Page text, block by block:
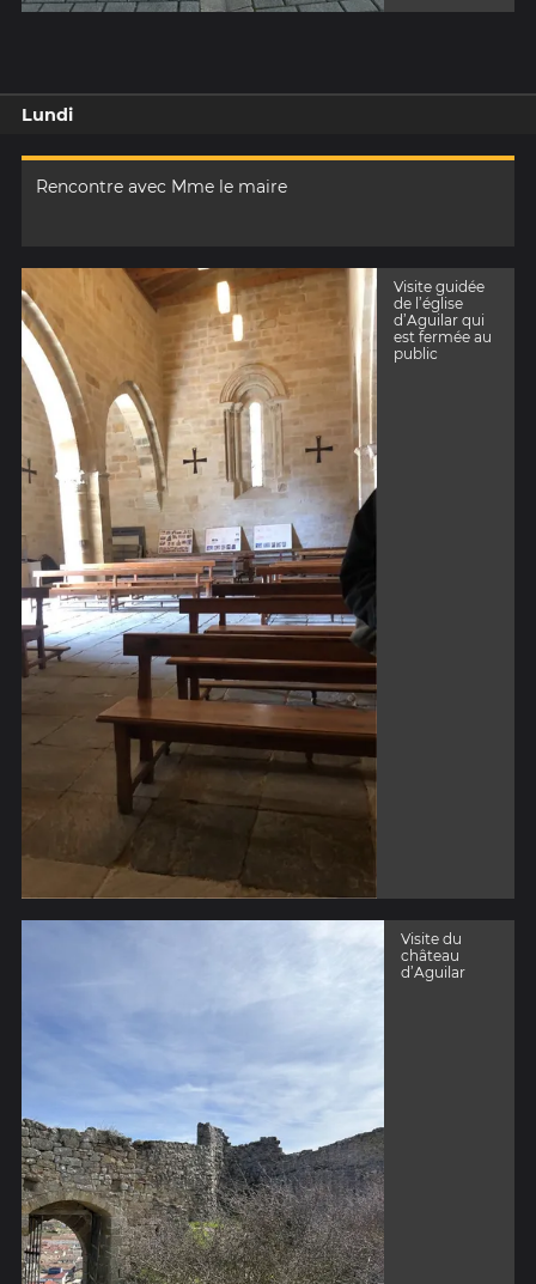
Lundi
Rencontre avec Mme le maire
Visite guidée
de l’église
d’Aguilar qui
est fermée au
public
Visite du
château
d’Aguilar